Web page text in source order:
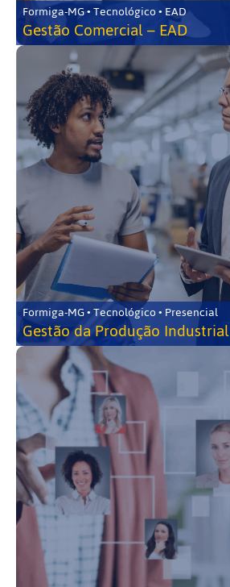
Formiga-MG • Tecnológico • EAD
Gestão Comercial – EAD
Formiga-MG • Tecnológico • Presencial
Gestão da Produção Industrial